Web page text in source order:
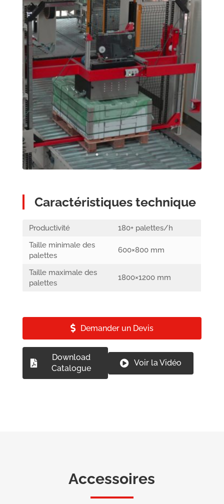
Caractéristiques technique
Productivité
180+ palettes/h
Taille minimale des
palettes
600×800 mm
Taille maximale des
palettes
1800×1200 mm
Demander un Devis
Download
Catalogue
Voir la Vidéo
Accessoires